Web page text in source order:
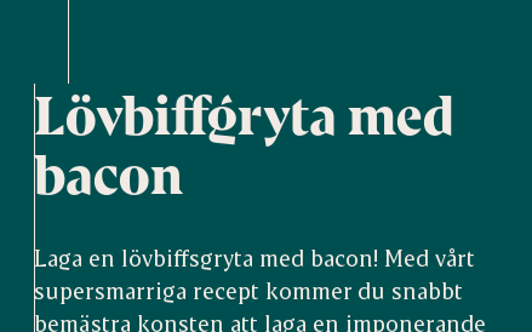
Lövbiffgryta med
bacon
Laga en lövbiffsgryta med bacon! Med vårt
supersmarriga recept kommer du snabbt
bemästra konsten att laga en imponerande